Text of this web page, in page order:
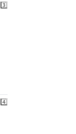
3️⃣ نکات نگهداری
4️⃣ نکته استایلی / کاربردی